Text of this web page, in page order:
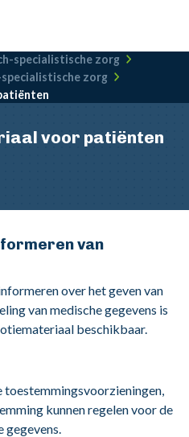
specialistische zorg
zorg
voor patiënten
van
over het geven van
van medische gegevens is
beschikbaar.
kunnen regelen voor de